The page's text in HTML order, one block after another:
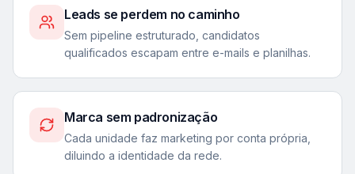
Leads se perdem no caminho
Sem pipeline estruturado, candidatos
qualificados escapam entre e-mails e planilhas.
Marca sem padronização
Cada unidade faz marketing por conta própria,
diluindo a identidade da rede.